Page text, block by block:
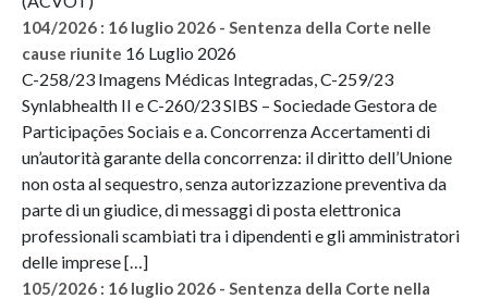
104/2026 : 16 luglio 2026 - Sentenza della Corte nelle
cause riunite 16 Luglio 2026
C-258/23 Imagens Médicas Integradas, C-259/23
Synlabhealth II e C-260/23 SIBS – Sociedade Gestora de
Participações Sociais e a. Concorrenza Accertamenti di
un’autorità garante della concorrenza: il diritto dell’Unione
non osta al sequestro, senza autorizzazione preventiva da
parte di un giudice, di messaggi di posta elettronica
professionali scambiati tra i dipendenti e gli amministratori
delle imprese […]
105/2026 : 16 luglio 2026 - Sentenza della Corte nella